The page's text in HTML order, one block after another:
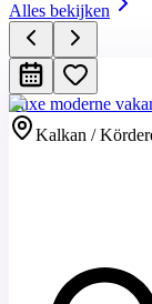
Alles bekijken
Luxe moderne
Kalkan /